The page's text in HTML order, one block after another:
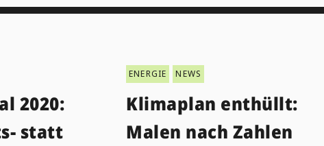
2020:
statt
ENERGIE NEWS
Klimaplan enthüllt:
Malen nach Zahlen